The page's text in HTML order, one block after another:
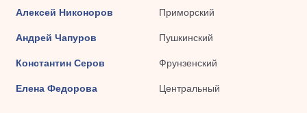
Алексей Никоноров Приморский
Андрей Чапуров Пушкинский
Константин Серов Фрунзенский
Елена Федорова Центральный